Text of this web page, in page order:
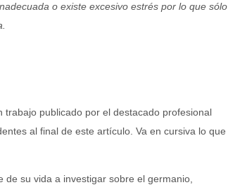
o existe excesivo estrés por lo que sólo
publicado por el destacado profesional
al final de este artículo. Va en cursiva lo que
su vida a investigar sobre el germanio,